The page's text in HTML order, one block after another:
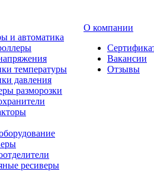
и автоматика
температуры
давления
разморозки
ресиверы
О компании
Вакансии
Отзывы